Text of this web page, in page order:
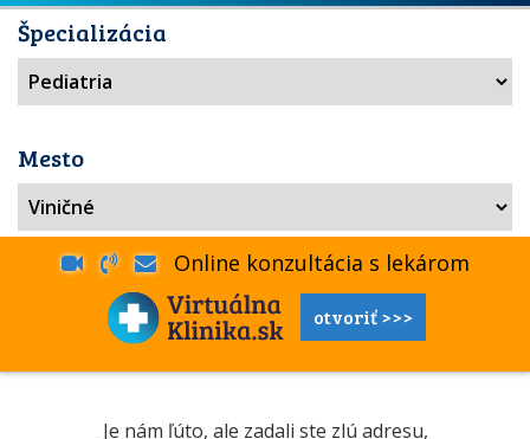
Špecializácia
Mesto
Online konzultácia s lekárom
otvoriť >>>
Je nám ľúto, ale zadali ste zlú adresu,